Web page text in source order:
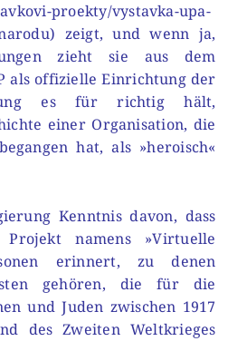
proekty/vystavka-upa-
narodu) zeigt, und wenn ja,
zieht sie aus dem
als offizielle Einrichtung der
es für richtig hält,
einer Organisation, die
hat, als »heroisch«
Kenntnis davon, dass
namens »Virtuelle
erinnert, zu denen
gehören, die für die
und Juden zwischen 1917
des Zweiten Weltkrieges